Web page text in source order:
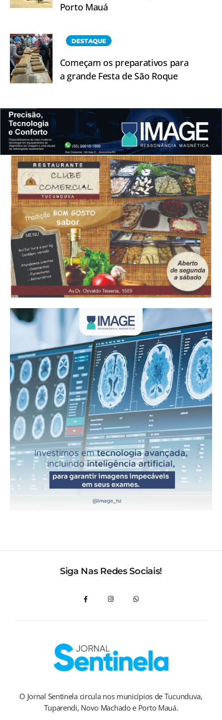
Porto Mauá
DESTAQUE
Começam os preparativos para
a grande Festa de São Roque
Siga Nas Redes Sociais!
O Jornal Sentinela circula nos municípios de Tucunduva,
Tuparendi, Novo Machado e Porto Mauá.